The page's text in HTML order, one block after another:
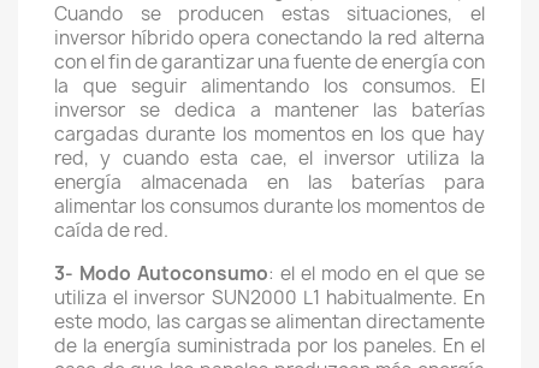
Cuando se producen estas situaciones, el
inversor híbrido opera conectando la red alterna
con el fin de garantizar una fuente de energía con
la que seguir alimentando los consumos. El
inversor se dedica a mantener las baterías
cargadas durante los momentos en los que hay
red, y cuando esta cae, el inversor utiliza la
energía almacenada en las baterías para
alimentar los consumos durante los momentos de
caída de red.
3- Modo Autoconsumo: el el modo en el que se
utiliza el inversor SUN2000 L1 habitualmente. En
este modo, las cargas se alimentan directamente
de la energía suministrada por los paneles. En el